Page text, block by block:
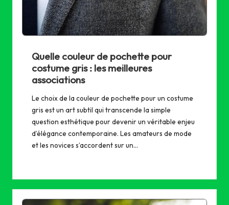
Quelle couleur de pochette pour
costume gris : les meilleures
associations
Le choix de la couleur de pochette pour un costume
gris est un art subtil qui transcende la simple
question esthétique pour devenir un véritable enjeu
d’élégance contemporaine. Les amateurs de mode
et les novices s’accordent sur un…